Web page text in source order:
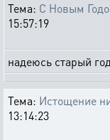
Тема: С Новым
15:57:19
надеюсь старый
Тема: Истощение
13:14:23